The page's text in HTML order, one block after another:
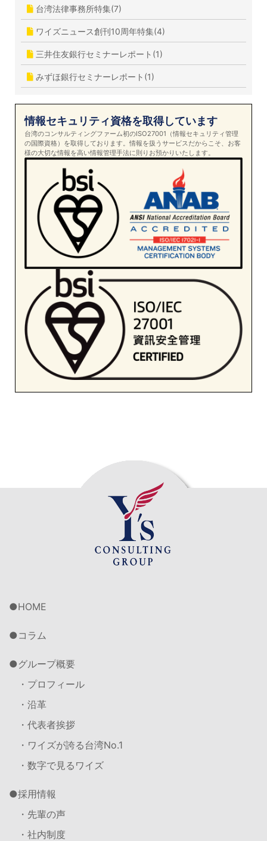
台湾法律事務所特集(7)
ワイズニュース創刊10周年特集(4)
三井住友銀行セミナーレポート(1)
みずほ銀行セミナーレポート(1)
情報セキュリティ資格を取得しています
台湾のコンサルティングファーム初のISO27001（情報セキュリティ管理
の国際資格）を取得しております。情報を扱うサービスだからこそ、お客
様の大切な情報を高い情報管理手法に則りお預かりいたします。
HOME
コラム
グループ概要
・プロフィール
・沿革
・代表者挨拶
・ワイズが誇る台湾No.1
・数字で見るワイズ
採用情報
・先輩の声
・社内制度